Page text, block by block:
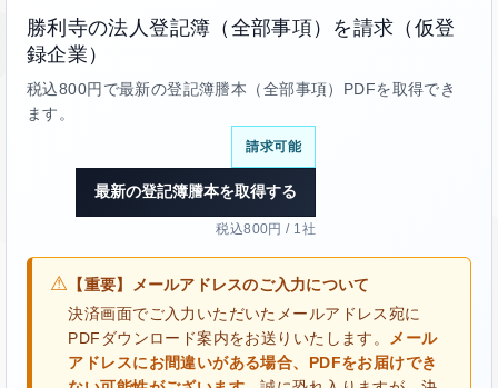
勝利寺の法人登記簿（全部事項）を請求（仮登
録企業）
税込800円で最新の登記簿謄本（全部事項）PDFを取得でき
ます。
請求可能
最新の登記簿謄本を取得する
税込800円 / 1社
⚠ 【重要】メールアドレスのご入力について
決済画面でご入力いただいたメールアドレス宛に
PDFダウンロード案内をお送りいたします。
メール
アドレスにお間違いがある場合、PDFをお届けでき